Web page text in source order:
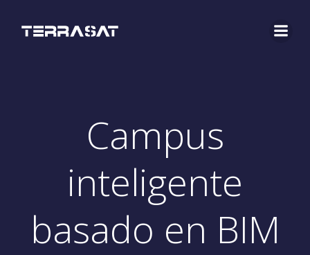
Campus
inteligente
basado en BIM